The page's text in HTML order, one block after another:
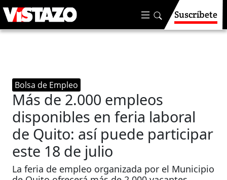
Suscríbete
Bolsa de Empleo
Más de 2.000 empleos
disponibles en feria laboral
de Quito: así puede participar
este 18 de julio
La feria de empleo organizada por el Municipio